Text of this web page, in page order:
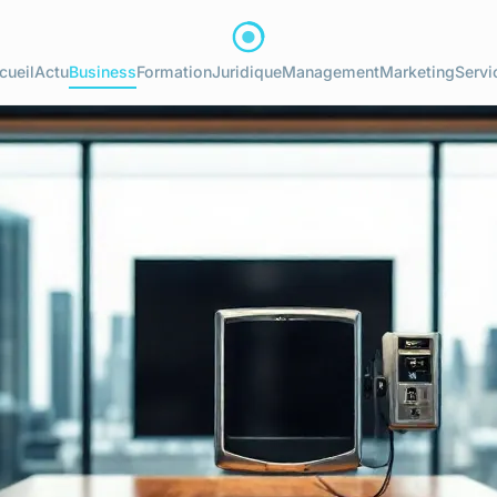
ActuBusinessFormationJuridiqueManagementMarketing